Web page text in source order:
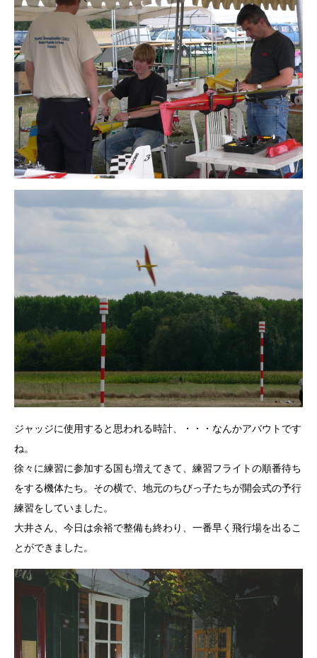
ジャッジに使用すると思われる時計、・・・なんかアバウトです
ね。
徐々に練習に参加する国も増えてきて、練習フライトの順番待ち
をする機体たち。その横で、地元のちびっ子たちが開会式の予行
練習をしていました。
大井さん、今日は余裕で整備も終わり、一番早く飛行場を出るこ
とができました。